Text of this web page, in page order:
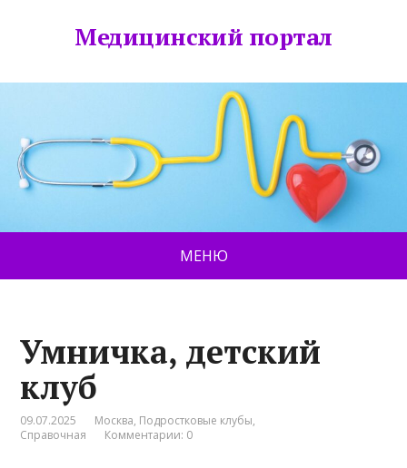
Медицинский портал
МЕНЮ
Умничка, детский
клуб
09.07.2025 Москва, Подростковые клубы,
Справочная
Комментарии: 0